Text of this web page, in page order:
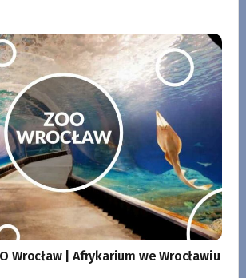
Wrocław | Afrykarium we Wrocławiu